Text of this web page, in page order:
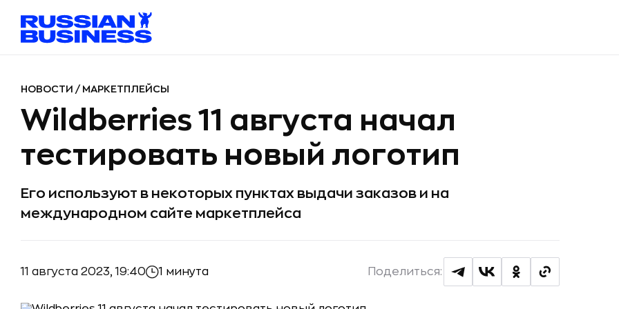
НОВОСТИ / МАРКЕТПЛЕЙСЫ
Wildberries 11 августа начал
тестировать новый логотип
Его используют в некоторых пунктах выдачи заказов и на
международном сайте маркетплейса
11 августа 2023, 19:40 1 минута Поделиться: